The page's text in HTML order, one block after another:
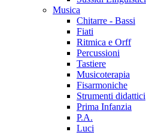
Musica
Chitarre - Bassi
Fiati
Ritmica e Orff
Percussioni
Tastiere
Musicoterapia
Fisarmoniche
Strumenti didattici
Prima Infanzia
P.A.
Luci